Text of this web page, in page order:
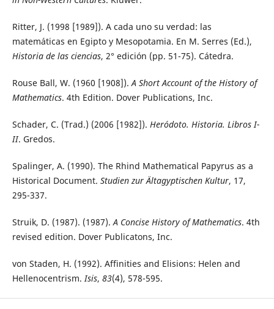
Ritter, J. (1998 [1989]). A cada uno su verdad: las
matemáticas en Egipto y Mesopotamia. En M. Serres (Ed.),
Historia de las ciencias, 2° edición (pp. 51-75). Cátedra.
Rouse Ball, W. (1960 [1908]).A Short Account of the History of
Mathematics. 4th Edition. Dover Publications, Inc.
Schader, C. (Trad.) (2006 [1982]). Heródoto. Historia. Libros I-
II. Gredos.
Spalinger, A. (1990). The Rhind Mathematical Papyrus as a
Historical Document. Studien zur Ältagyptischen Kultur, 17,
295-337.
Struik, D. (1987). (1987).A Concise History of Mathematics. 4th
revised edition. Dover Publicatons, Inc.
von Staden, H. (1992). Affinities and Elisions: Helen and
Hellenocentrism.Isis, 83(4), 578-595.